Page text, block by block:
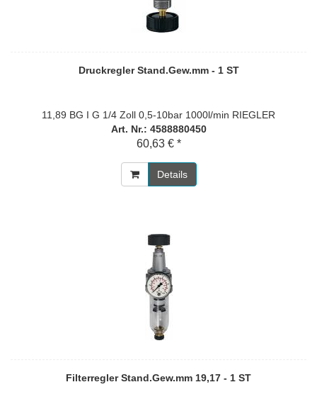
Druckregler Stand.Gew.mm - 1 ST
11,89 BG I G 1/4 Zoll 0,5-10bar 1000l/min RIEGLER
Art. Nr.: 4588880450
60,63 € *
Details
Filterregler Stand.Gew.mm 19,17 - 1 ST